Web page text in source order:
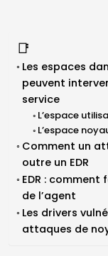
📑
Les espaces
peuvent
service
L’espace
L’espace
Comment un
outre un EDR
EDR :
de l’agent
Les drivers
attaques de